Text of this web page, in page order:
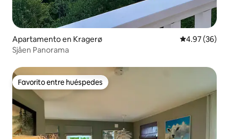
Apartamento en Kragerø Calificación
4.97 (36)
Sjåen Panorama
Favorito entre huéspedes
Favorito entre huéspedes